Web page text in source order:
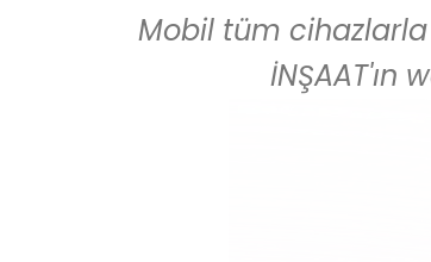
Mobil tüm
İNŞAAT'ın